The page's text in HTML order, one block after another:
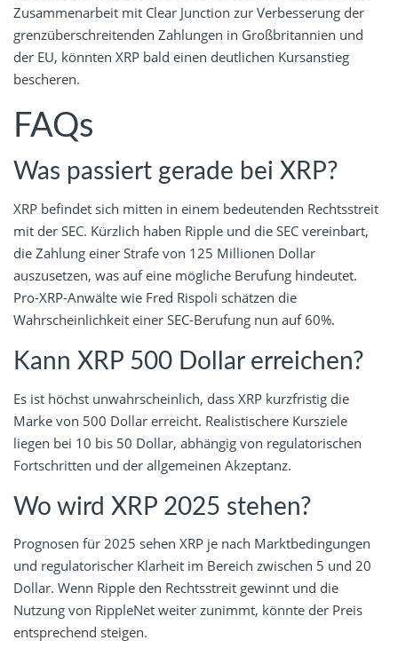
Zusammenarbeit mit Clear Junction zur Verbesserung der
grenzüberschreitenden Zahlungen in Großbritannien und
der EU, könnten XRP bald einen deutlichen Kursanstieg
bescheren.
FAQs
Was passiert gerade bei XRP?
XRP befindet sich mitten in einem bedeutenden Rechtsstreit
mit der SEC. Kürzlich haben Ripple und die SEC vereinbart,
die Zahlung einer Strafe von 125 Millionen Dollar
auszusetzen, was auf eine mögliche Berufung hindeutet.
Pro-XRP-Anwälte wie Fred Rispoli schätzen die
Wahrscheinlichkeit einer SEC-Berufung nun auf 60%.
Kann XRP 500 Dollar erreichen?
Es ist höchst unwahrscheinlich, dass XRP kurzfristig die
Marke von 500 Dollar erreicht. Realistischere Kursziele
liegen bei 10 bis 50 Dollar, abhängig von regulatorischen
Fortschritten und der allgemeinen Akzeptanz.
Wo wird XRP 2025 stehen?
Prognosen für 2025 sehen XRP je nach Marktbedingungen
und regulatorischer Klarheit im Bereich zwischen 5 und 20
Dollar. Wenn Ripple den Rechtsstreit gewinnt und die
Nutzung von RippleNet weiter zunimmt, könnte der Preis
entsprechend steigen.